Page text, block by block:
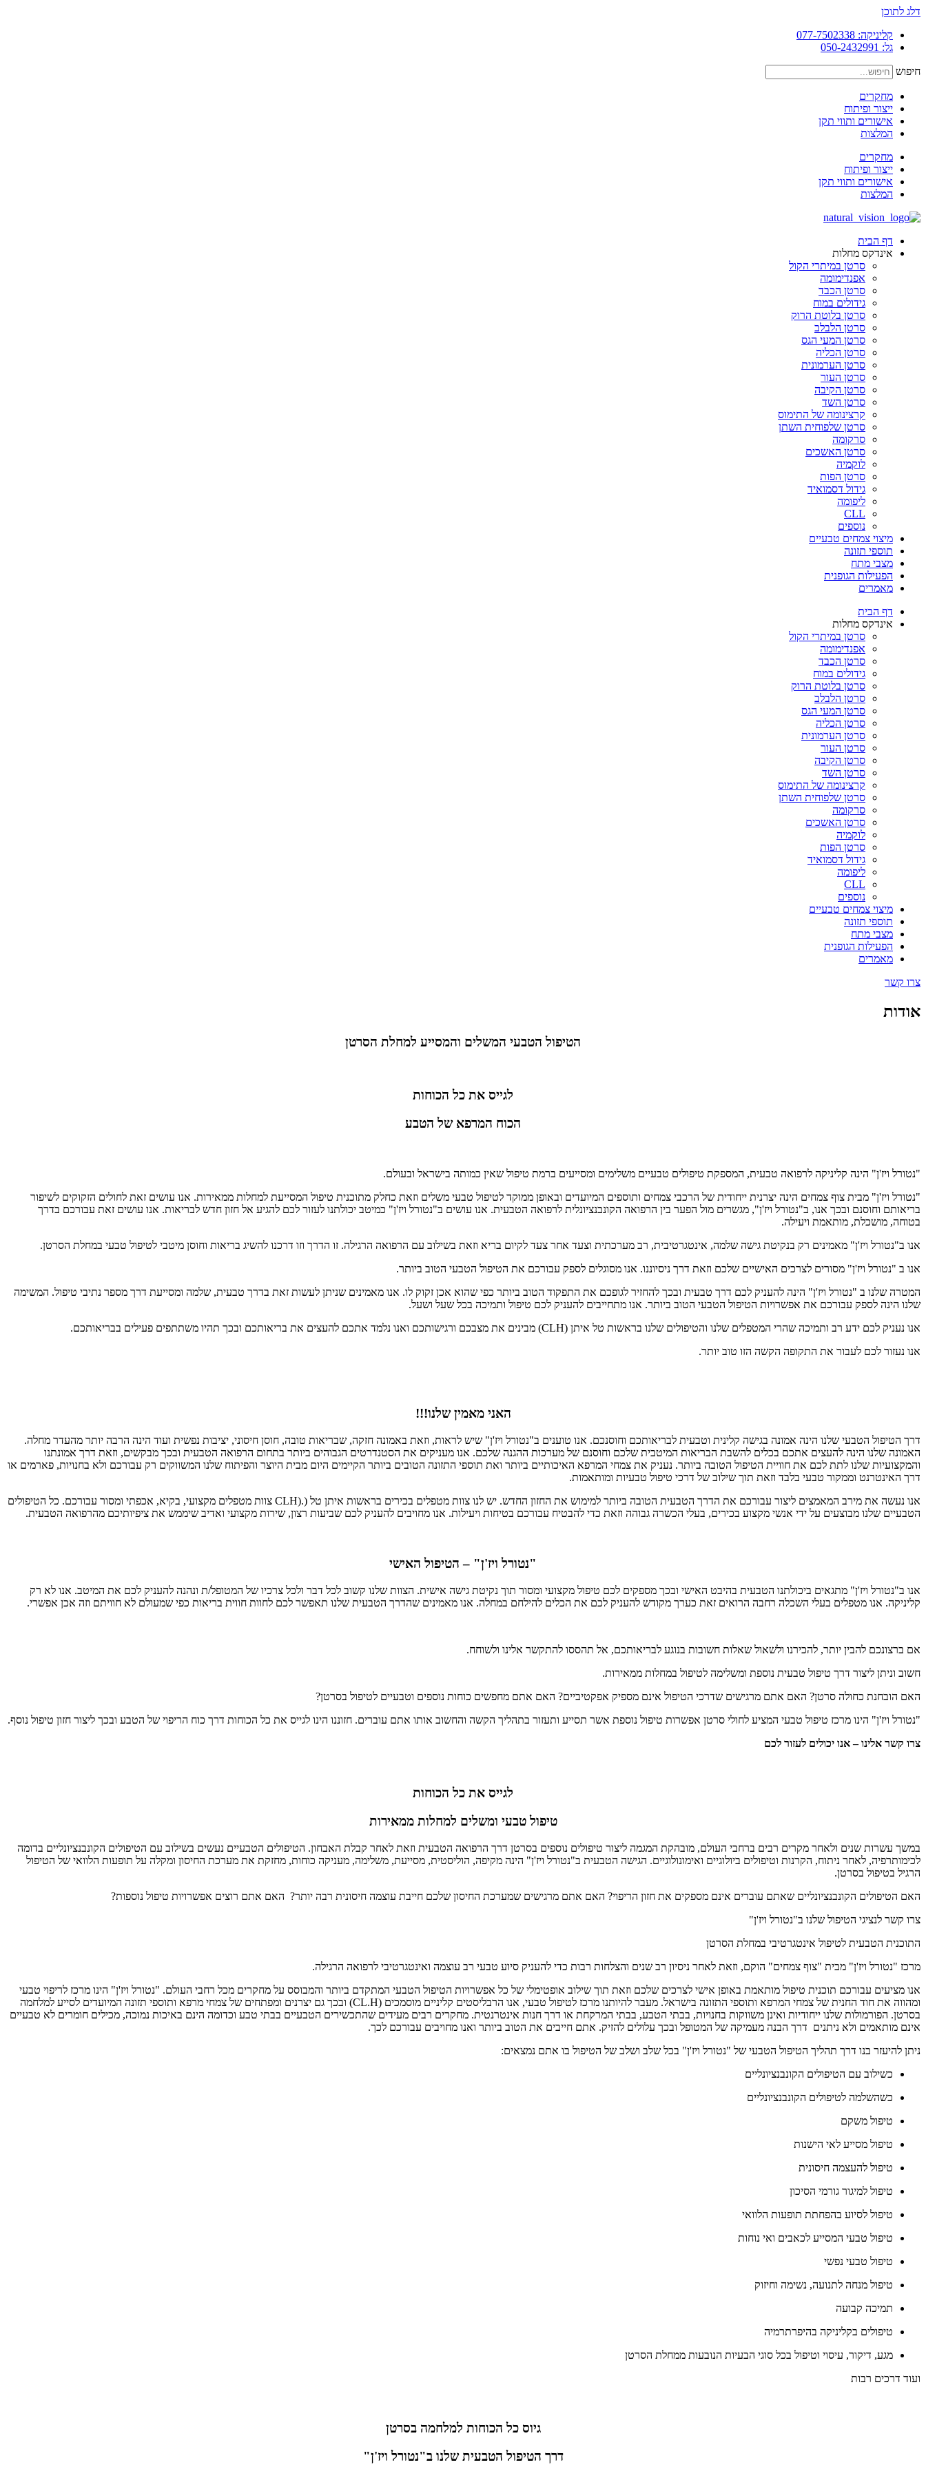
דלג לתוכן
קליניקה: 077-7502338
גל: 050-2432991
חיפוש
מחקרים
ייצור ופיתוח
אישורים ותווי תקן
המלצות
מחקרים
ייצור ופיתוח
אישורים ותווי תקן
המלצות
דף הבית
אינדקס מחלות
סרטן במיתרי הקול
אפנדימומה
סרטן הכבד
גידולים במוח
סרטן בלוטת הרוק
סרטן הלבלב
סרטן המעי הגס
סרטן הכליה
סרטן הערמונית
סרטן העור
סרטן הקיבה
סרטן השד
קרצינומה של התימוס
סרטן שלפוחית השתן
סרקומה
סרטן האשכים
לוקמיה
סרטן הפות
גידול דסמואיד
ליפומה
CLL
נוספים
מיצוי צמחים טבעיים
תוספי תזונה
מצבי מתח
הפעילות הגופנית
מאמרים
דף הבית
אינדקס מחלות
סרטן במיתרי הקול
אפנדימומה
סרטן הכבד
גידולים במוח
סרטן בלוטת הרוק
סרטן הלבלב
סרטן המעי הגס
סרטן הכליה
סרטן הערמונית
סרטן העור
סרטן הקיבה
סרטן השד
קרצינומה של התימוס
סרטן שלפוחית השתן
סרקומה
סרטן האשכים
לוקמיה
סרטן הפות
גידול דסמואיד
ליפומה
CLL
נוספים
מיצוי צמחים טבעיים
תוספי תזונה
מצבי מתח
הפעילות הגופנית
מאמרים
צרו קשר
אודות
הטיפול הטבעי המשלים והמסייע למחלת הסרטן
לגייס את כל הכוחות
הכוח המרפא של הטבע
"נטורל ויז'ן" הינה קליניקה לרפואה טבעית, המספקת טיפולים טבעיים משלימים ומסייעים ברמת טיפול שאין כמותה בישראל ובעולם.
"נטורל ויז'ן" מבית צוף צמחים הינה יצרנית ייחודית של הרכבי צמחים ותוספים המיועדים ובאופן ממוקד לטיפול טבעי משלים וזאת כחלק מתוכנית טיפול המסייעת למחלות ממאירות. אנו עושים זאת לחולים הזקוקים לשיפור
בריאותם וחוסנם ובכך אנו, ב"נטורל ויז'ן", מגשרים מול הפער בין הרפואה הקונבנציונלית לרפואה הטבעית. אנו עושים ב"נטורל ויז'ן" כמיטב יכולתנו לעזור לכם להגיע אל חזון חדש לבריאות. אנו עושים זאת עבורכם בדרך
בטוחה, מושכלת, מותאמת ויעילה.
אנו ב"נטורל ויז'ן" מאמינים רק בנקיטת גישה שלמה, אינטגרטיבית, רב מערכתית וצעד אחר צעד לקיום בריא וזאת בשילוב עם הרפואה הרגילה. זו הדרך וזו דרכנו להשיג בריאות וחוסן מיטבי לטיפול טבעי במחלת הסרטן.
אנו ב "נטורל ויז'ן" מסורים לצרכים האישיים שלכם וזאת דרך ניסיוננו. אנו מסוגלים לספק עבורכם את הטיפול הטבעי הטוב ביותר.
המטרה שלנו ב "נטורל ויז'ן" הינה להעניק לכם דרך טבעית ובכך להחזיר לגופכם את התפקוד הטוב ביותר כפי שהוא אכן זקוק לו. אנו מאמינים שניתן לעשות זאת בדרך טבעית, שלמה ומסייעת דרך מספר נתיבי טיפול. המשימה
שלנו הינה לספק עבורכם את אפשרויות הטיפול הטבעי הטוב ביותר. אנו מתחייבים להעניק לכם טיפול ותמיכה בכל שעל ושעל.
אנו נעניק לכם ידע רב ותמיכה שהרי המטפלים שלנו והטיפולים שלנו בראשות טל איתן (CLH) מבינים את מצבכם ורגישותכם ואנו נלמד אתכם להעצים את בריאותכם ובכך תהיו משתתפים פעילים בבריאותכם.
אנו נעזור לכם לעבור את התקופה הקשה הזו טוב יותר.
האני מאמין שלנו!!!
דרך הטיפול הטבעי שלנו הינה אמונה בגישה קלינית וטבעית לבריאותכם וחוסנכם. אנו טוענים ב"נטורל ויז'ן" שיש לראות, וזאת באמונה חזקה, שבריאות טובה, חוסן חיסוני, יציבות נפשית ועוד הינה הרבה יותר מהעדר מחלה.
האמונה שלנו הינה להעצים אתכם בכלים להשבת הבריאות המיטבית שלכם וחוסנם של מערכות ההגנה שלכם. אנו מעניקים את הסטנדרטים הגבוהים ביותר בתחום הרפואה הטבעית ובכך מבקשים, וזאת דרך אמונתנו
והמקצועיות שלנו לתת לכם את חוויית הטיפול הטובה ביותר. נעניק את צמחי המרפא האיכותיים ביותר ואת תוספי התזונה הטובים ביותר הקיימים היום מבית היוצר והפיתוח שלנו המשווקים רק עבורכם ולא בחנויות, פארמים או
דרך האינטרנט וממקור טבעי בלבד וזאת תוך שילוב של דרכי טיפול טבעיות ומותאמות.
אנו נעשה את מירב המאמצים ליצור עבורכם את הדרך הטבעית הטובה ביותר למימוש את החזון החדש. יש לנו צוות מטפלים בכירים בראשות איתן טל (.(CLH צוות מטפלים מקצועי, בקיא, אכפתי ומסור עבורכם. כל הטיפולים
הטבעיים שלנו מבוצעים על ידי אנשי מקצוע בכירים, בעלי הכשרה גבוהה וזאת כדי להבטיח עבורכם בטיחות ויעילות. אנו מחויבים להעניק לכם שביעות רצון, שירות מקצועי ואדיב שיממש את ציפיותיכם מהרפואה הטבעית.
"נטורל ויז'ן" – הטיפול האישי
אנו ב"נטורל ויז'ן" מתגאים ביכולתנו הטבעית בהיבט האישי ובכך מספקים לכם טיפול מקצועי ומסור תוך נקיטת גישה אישית. הצוות שלנו קשוב לכל דבר ולכל צרכיו של המטופל/ת ונהנה להעניק לכם את המיטב. אנו לא רק
קליניקה. אנו מטפלים בעלי השכלה רחבה הרואים זאת כערך מקודש להעניק לכם את הכלים להילחם במחלה. אנו מאמינים שהדרך הטבעית שלנו תאפשר לכם לחוות חווית בריאות כפי שמעולם לא חוויתם וזה אכן אפשרי.
אם ברצונכם להבין יותר, להכירנו ולשאול שאלות חשובות בנוגע לבריאותכם, אל תהססו להתקשר אלינו ולשוחח.
חשוב וניתן ליצור דרך טיפול טבעית נוספת ומשלימה לטיפול במחלות ממאירות.
האם הובחנת כחולה סרטן? האם אתם מרגישים שדרכי הטיפול אינם מספיק אפקטיביים? האם אתם מחפשים כוחות נוספים וטבעיים לטיפול בסרטן?
"נטורל ויז'ן" הינו מרכז טיפול טבעי המציע לחולי סרטן אפשרות טיפול נוספת אשר תסייע ותעזור בתהליך הקשה והחשוב אותו אתם עוברים. חזוננו הינו לגייס את כל הכוחות דרך כוח הריפוי של הטבע ובכך ליצור חזון טיפול נוסף.
צרו קשר אלינו – אנו יכולים לעזור לכם
לגייס את כל הכוחות
טיפול טבעי ומשלים למחלות ממאירות
במשך עשרות שנים ולאחר מקרים רבים ברחבי העולם, מובהקת המגמה ליצור טיפולים נוספים בסרטן דרך הרפואה הטבעית וזאת לאחר קבלת האבחון. הטיפולים הטבעיים נעשים בשילוב עם הטיפולים הקונבנציונליים בדומה
לכימותרפיה, לאחר ניתוח, הקרנות וטיפולים ביולוגיים ואימונולוגיים. הגישה הטבעית ב"נטורל ויז'ן" הינה מקיפה, הוליסטית, מסייעת, משלימה, מעניקה כוחות, מחזקת את מערכת החיסון ומקלה על תופעות הלוואי של הטיפול
הרגיל בטיפול בסרטן.
האם הטיפולים הקונבנציונליים שאתם עוברים אינם מספקים את חזון הריפוי? האם אתם מרגישים שמערכת החיסון שלכם חייבת עוצמה חיסונית רבה יותר? האם אתם רוצים אפשרויות טיפול נוספות?
צרו קשר לנציגי הטיפול שלנו ב"נטורל ויז'ן"
התוכנית הטבעית לטיפול אינטגרטיבי במחלת הסרטן
מרכז "נטורל ויז'ן" מבית "צוף צמחים" הוקם, וזאת לאחר ניסיון רב שנים והצלחות רבות כדי להעניק סיוע טבעי רב עוצמה ואינטגרטיבי לרפואה הרגילה.
אנו מציעים עבורכם תוכנית טיפול מותאמת באופן אישי לצרכים שלכם וזאת תוך שילוב אופטימלי של כל אפשרויות הטיפול הטבעי המתקדם ביותר והמבוסס על מחקרים מכל רחבי העולם. "נטורל ויז'ן" הינו מרכז לריפוי טבעי
ומהווה את חוד החנית של צמחי המרפא ותוספי התזונה בישראל. מעבר להיותנו מרכז לטיפול טבעי, אנו הרבליסטים קליניים מוסמכים (CL.H) ובכך גם יצרנים ומפתחים של צמחי מרפא ותוספי תזונה המיועדים לסייע למלחמה
בסרטן. הפורמולות שלנו ייחודיות ואינן משווקות בחנויות, בבתי הטבע, בבתי המרקחת או דרך חנות אינטרנטית. מחקרים רבים מעידים שהתכשירים הטבעיים בבתי טבע וכדומה הינם באיכות נמוכה, מכילים חומרים לא טבעיים
אינם מותאמים ולא ניתנים דרך הבנה מעמיקה של המטופל ובכך עלולים להזיק. אתם חייבים את הטוב ביותר ואנו מחויבים עבורכם לכך.
ניתן להיעזר בנו דרך תהליך הטיפול הטבעי של "נטורל ויז'ן" בכל שלב ושלב של הטיפול בו אתם נמצאים:
כשילוב עם הטיפולים הקונבנציונליים
כשהשלמה לטיפולים הקונבנציונליים
טיפול משקם
טיפול מסייע לאי הישנות
טיפול להעצמה חיסונית
טיפול למיגור גורמי הסיכון
טיפול לסיוע בהפחתת תופעות הלוואי
טיפול טבעי המסייע לכאבים ואי נוחות
טיפול טבעי נפשי
טיפול מנחה לתנועה, נשימה וחיזוק
תמיכה קבועה
טיפולים בקליניקה בהיפרתרמיה
מגע, דיקור, עיסוי וטיפול בכל סוגי הבעיות הנובעות ממחלת הסרטן
ועוד דרכים רבות
גיוס כל הכוחות למלחמה בסרטן
דרך הטיפול הטבעית שלנו ב"נטורל ויז'ן"